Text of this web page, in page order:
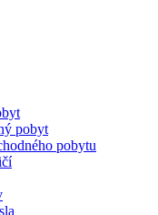
pobyt
pobytu